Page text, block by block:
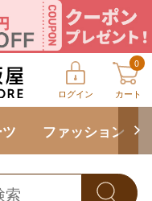
ログイン
0
カート
ファッション